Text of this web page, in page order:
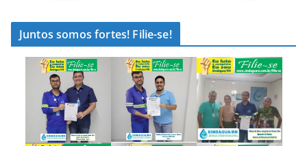
Juntos somos fortes! Filie-se!